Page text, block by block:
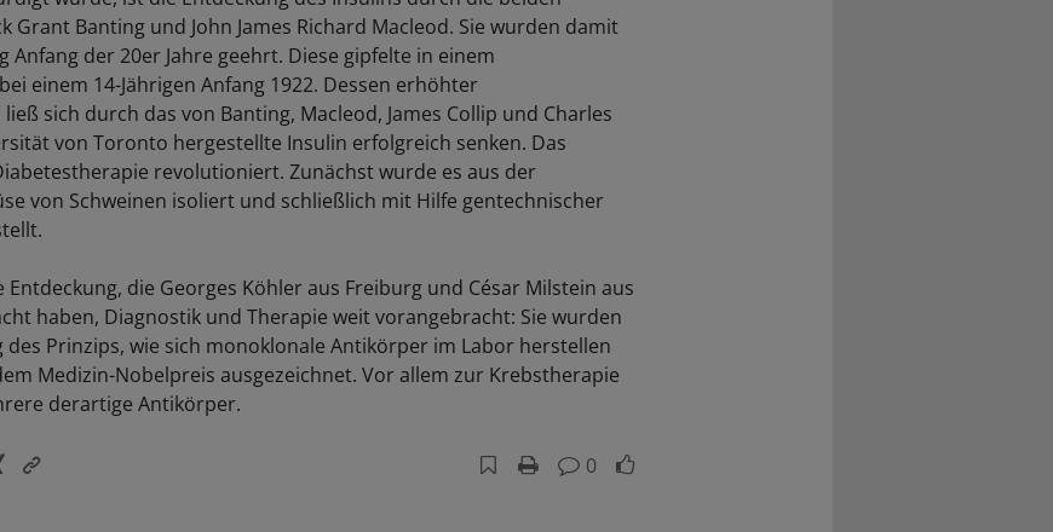
Grant Banting und John James Richard Macleod. Sie wurden damit
Anfang der 20er Jahre geehrt. Diese gipfelte in einem
einem 14-Jährigen Anfang 1922. Dessen erhöhter
sich durch das von Banting, Macleod, James Collip und Charles
von Toronto hergestellte Insulin erfolgreich senken. Das
revolutioniert. Zunächst wurde es aus der
von Schweinen isoliert und schließlich mit Hilfe gentechnischer
Entdeckung, die Georges Köhler aus Freiburg und César Milstein aus
haben, Diagnostik und Therapie weit vorangebracht: Sie wurden
Prinzips, wie sich monoklonale Antikörper im Labor herstellen
Medizin-Nobelpreis ausgezeichnet. Vor allem zur Krebstherapie
derartige Antikörper.
0